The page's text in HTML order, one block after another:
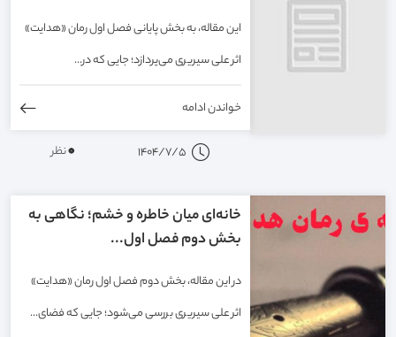
این مقاله، به بخش پایانی فصل اول رمان «هدایت»
اثر علی سیریری می‌پردازد؛ جایی که در...
خواندن ادامه
1404/7/5
0نظر
خانه‌ای میان خاطره و خشم؛ نگاهی به
بخش دوم فصل اول...
در این مقاله، بخش دوم فصل اول رمان «هدایت»
اثر علی سیریری بررسی می‌شود؛ جایی که فضای...